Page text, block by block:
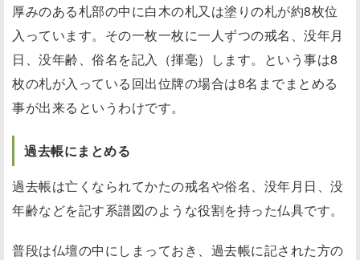
厚みのある札部の中に白木の札又は塗りの札が約8枚位
入っています。その一枚一枚に一人ずつの戒名、没年月
日、没年齢、俗名を記入（揮毫）します。という事は8
枚の札が入っている回出位牌の場合は8名までまとめる
事が出来るというわけです。
過去帳にまとめる
過去帳は亡くなられてかたの戒名や俗名、没年月日、没
年齢などを記す系譜図のような役割を持った仏具です。
普段は仏壇の中にしまっておき、過去帳に記された方の